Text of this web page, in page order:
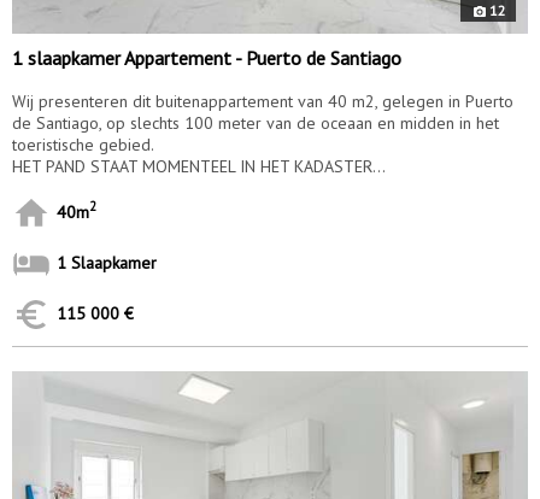
12
1 slaapkamer Appartement - Puerto de Santiago
Wij presenteren dit buitenappartement van 40 m2, gelegen in Puerto
de Santiago, op slechts 100 meter van de oceaan en midden in het
toeristische gebied.
HET PAND STAAT MOMENTEEL IN HET KADASTER...
40m2
1 Slaapkamer
115 000 €